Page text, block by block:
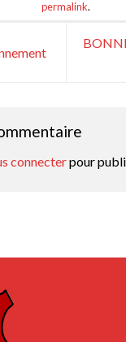
permalink.
connecterpour